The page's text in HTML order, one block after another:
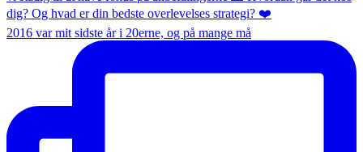
2016 var mit sidste år i 20erne, og på mange må